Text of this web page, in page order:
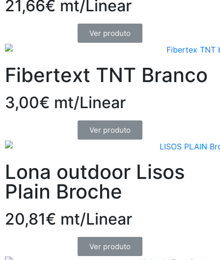
21,66€ mt/Linear
Ver produto
Fibertext TNT Branco
3,00€ mt/Linear
Ver produto
Lona outdoor Lisos
Plain Broche
20,81€ mt/Linear
Ver produto